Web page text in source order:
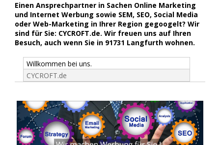
Einen Ansprechpartner in Sachen Online Marketing
und Internet Werbung sowie SEM, SEO, Social Media
oder Web-Marketing in Ihrer Region gegoogelt? Wir
sind für Sie: CYCROFT.de. Wir freuen uns auf Ihren
Besuch, auch wenn Sie in 91731 Langfurth wohnen.
Willkommen bei uns.
CYCROFT.de